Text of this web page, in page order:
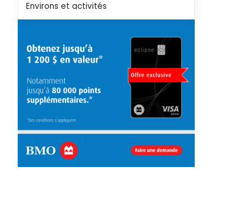
Environs et activités